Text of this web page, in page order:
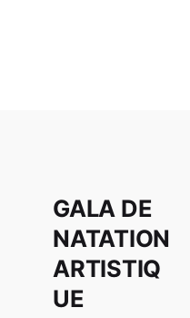
GALA DE
NATATION
ARTISTIQ
UE